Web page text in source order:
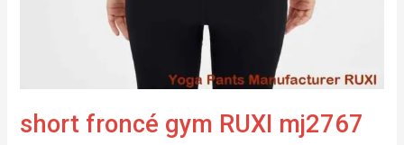
short froncé gym RUXI mj2767